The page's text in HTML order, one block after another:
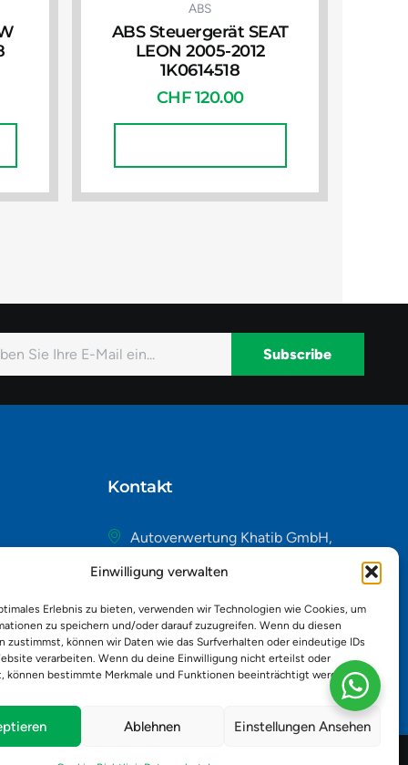
Einwilligung verwalten
Erlebnis zu bieten, verwenden wir Technologien wie Cookies, um
zu speichern und/oder darauf zuzugreifen. Wenn du diesen
zustimmst, können wir Daten wie das Surfverhalten oder eindeutige IDs
verarbeiten. Wenn du deine Einwilligung nicht erteilst oder
können bestimmte Merkmale und Funktionen beeinträchtigt werden.
Ablehnen Einstellungen Ansehen
ABS
ABS Steuergerät SEAT
LEON 2005-2012
1K0614518
CHF120.00
Subscribe
Kontakt
Autoverwertung Khatib GmbH,
Schweiz
admin@autobuchs.ch
043 243 50 30